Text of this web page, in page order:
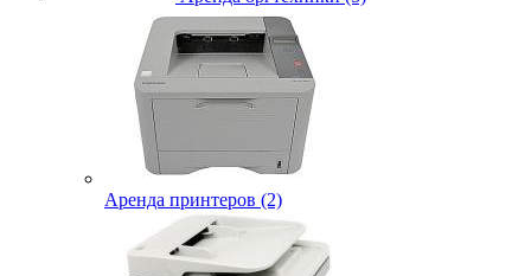
Аренда принтеров (2)